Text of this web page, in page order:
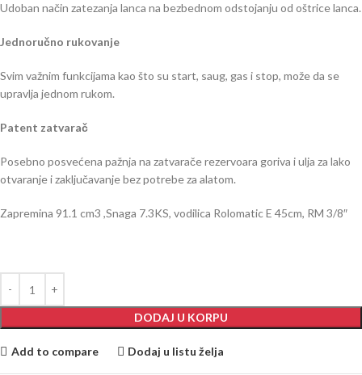
Udoban način zatezanja lanca na bezbednom odstojanju od oštrice lanca.
Jednoručno rukovanje
Svim važnim funkcijama kao što su start, saug, gas i stop, može da se
upravlja jednom rukom.
Patent zatvarač
Posebno posvećena pažnja na zatvarače rezervoara goriva i ulja za lako
otvaranje i zaključavanje bez potrebe za alatom.
Zapremina 91.1 cm3 ,Snaga 7.3KS, vodilica Rolomatic E 45cm, RM 3/8″
DODAJ U KORPU
Add to compare Dodaj u listu želja